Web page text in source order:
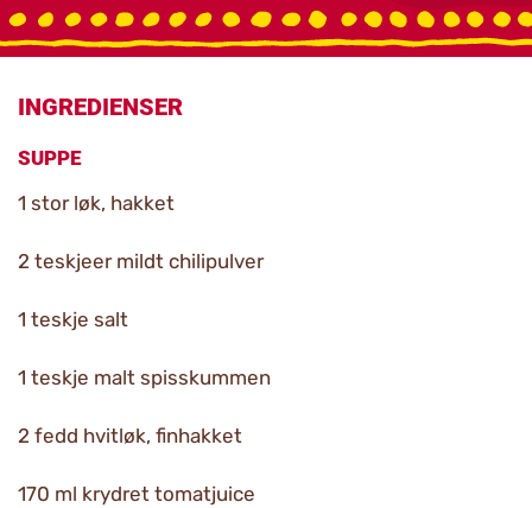
INGREDIENSER
SUPPE
1 stor løk, hakket
2 teskjeer mildt chilipulver
1 teskje salt
1 teskje malt spisskummen
2 fedd hvitløk, finhakket
170 ml krydret tomatjuice